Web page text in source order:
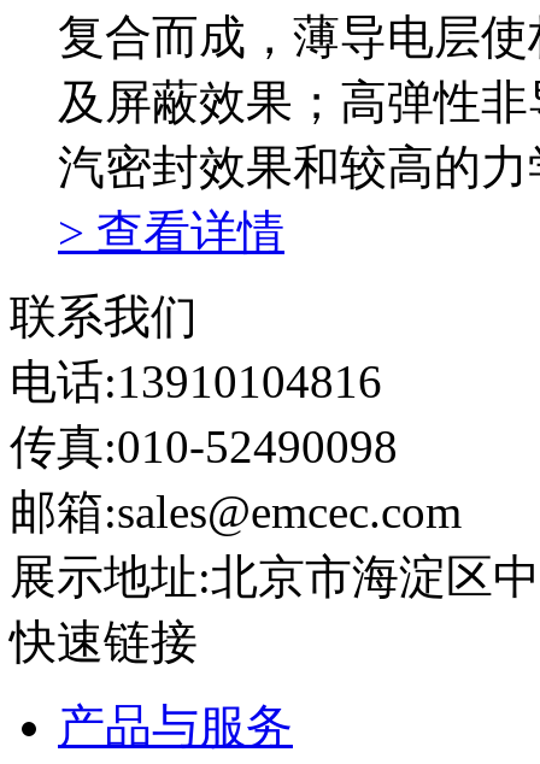
复合而成，薄导电层
及屏蔽效果；高弹性
汽密封效果和较高的
> 查看详情
联系我们
电话:13910104816
传真:010-52490098
邮箱:sales@emcec.com
展示地址:北京市海淀区
快速链接
产品与服务